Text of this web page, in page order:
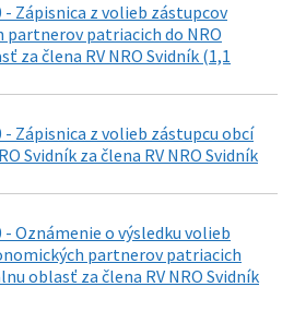
- Zápisnica z volieb zástupcov
patriacich do NRO
za člena RV NRO Svidník (1,1
- Zápisnica z volieb zástupcu obcí
Svidník za člena RV NRO Svidník
Oznámenie o výsledku volieb
partnerov patriacich
oblasť za člena RV NRO Svidník